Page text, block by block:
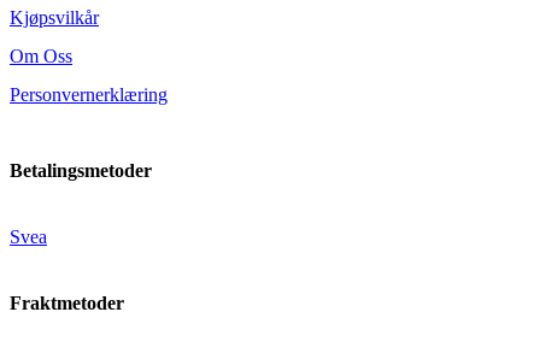
Kjøpsvilkår
Om Oss
Personvernerklæring
Betalingsmetoder
Svea
Fraktmetoder